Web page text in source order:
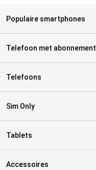
Populaire smartphones
Telefoon met abonnement
Telefoons
Sim Only
Tablets
Accessoires